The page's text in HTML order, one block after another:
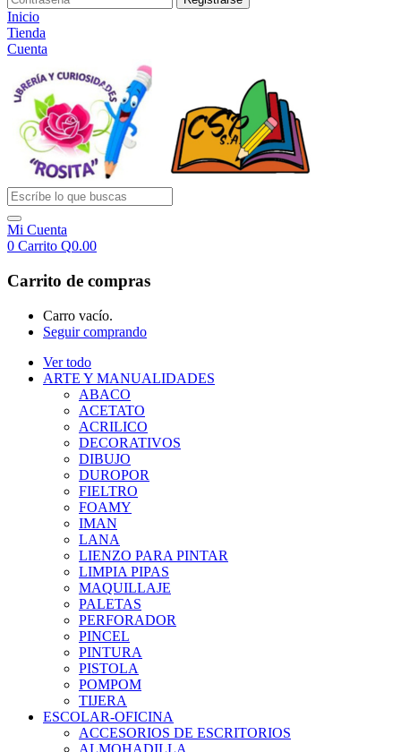
Inicio
Tienda
Cuenta
Mi Cuenta
0 Carrito Q0.00
Carrito de compras
Carro vacío.
Seguir comprando
Ver todo
ARTE Y MANUALIDADES
ABACO
ACETATO
ACRILICO
DECORATIVOS
DIBUJO
DUROPOR
FIELTRO
FOAMY
IMAN
LANA
LIENZO PARA PINTAR
LIMPIA PIPAS
MAQUILLAJE
PALETAS
PERFORADOR
PINCEL
PINTURA
PISTOLA
POMPOM
TIJERA
ESCOLAR-OFICINA
ACCESORIOS DE ESCRITORIOS
ALMOHADILLA